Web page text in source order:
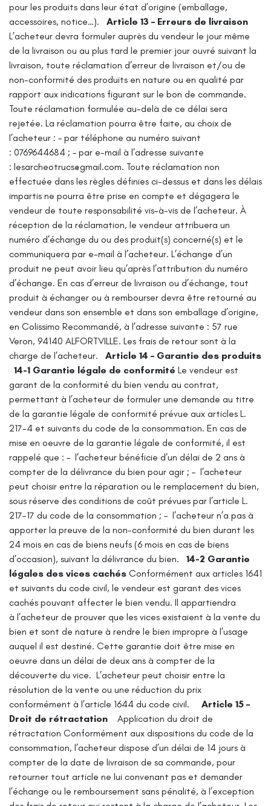
pour les produits dans leur état d’origine (emballage,
accessoires, notice…).
Article 13 – Erreurs de livraison
L’acheteur devra formuler auprès du vendeur le jour même
de la livraison ou au plus tard le premier jour ouvré suivant la
livraison, toute réclamation d’erreur de livraison et/ou de
non-conformité des produits en nature ou en qualité par
rapport aux indications figurant sur le bon de commande.
Toute réclamation formulée au-delà de ce délai sera
rejetée. La réclamation pourra être faite, au choix de
l’acheteur : – par téléphone au numéro suivant
: 0769644684 ; – par e-mail à l’adresse suivante
: lesarcheotrucs@gmail.com. Toute réclamation non
effectuée dans les règles définies ci-dessus et dans les délais
impartis ne pourra être prise en compte et dégagera le
vendeur de toute responsabilité vis-à-vis de l’acheteur. À
réception de la réclamation, le vendeur attribuera un
numéro d’échange du ou des produit(s) concerné(s) et le
communiquera par e-mail à l’acheteur. L’échange d’un
produit ne peut avoir lieu qu’après l’attribution du numéro
d’échange. En cas d’erreur de livraison ou d’échange, tout
produit à échanger ou à rembourser devra être retourné au
vendeur dans son ensemble et dans son emballage d’origine,
en Colissimo Recommandé, à l’adresse suivante : 57 rue
Veron, 94140 ALFORTVILLE. Les frais de retour sont à la
charge de l’acheteur.
Article 14 – Garantie des produits
14-1 Garantie légale de conformité Le vendeur est
garant de la conformité du bien vendu au contrat,
permettant à l’acheteur de formuler une demande au titre
de la garantie légale de conformité prévue aux articles L.
217-4 et suivants du code de la consommation. En cas de
mise en oeuvre de la garantie légale de conformité, il est
rappelé que : – l’acheteur bénéficie d’un délai de 2 ans à
compter de la délivrance du bien pour agir ; – l’acheteur
peut choisir entre la réparation ou le remplacement du bien,
sous réserve des conditions de coût prévues par l’article L.
217-17 du code de la consommation ; – l’acheteur n’a pas à
apporter la preuve de la non-conformité du bien durant les
24 mois en cas de biens neufs (6 mois en cas de biens
d’occasion), suivant la délivrance du bien.
14-2 Garantie
légales des vices cachés Conformément aux articles 1641
et suivants du code civil, le vendeur est garant des vices
cachés pouvant affecter le bien vendu. Il appartiendra
à l’acheteur de prouver que les vices existaient à la vente du
bien et sont de nature à rendre le bien impropre à l’usage
auquel il est destiné. Cette garantie doit être mise en
oeuvre dans un délai de deux ans à compter de la
découverte du vice. L’acheteur peut choisir entre la
résolution de la vente ou une réduction du prix
conformément à l’article 1644 du code civil.
Article 15 –
Droit de rétractation
Application du droit de
rétractation Conformément aux dispositions du code de la
consommation, l’acheteur dispose d’un délai de 14 jours à
compter de la date de livraison de sa commande, pour
retourner tout article ne lui convenant pas et demander
l’échange ou le remboursement sans pénalité, à l’exception